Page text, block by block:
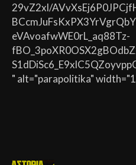
29vZ2xl/
eVAvoafwWE0rL_aq88Tz-
" alt="parapolitika"